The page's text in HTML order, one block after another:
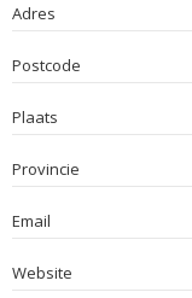
Adres
Postcode
Plaats
Provincie
Email
Website